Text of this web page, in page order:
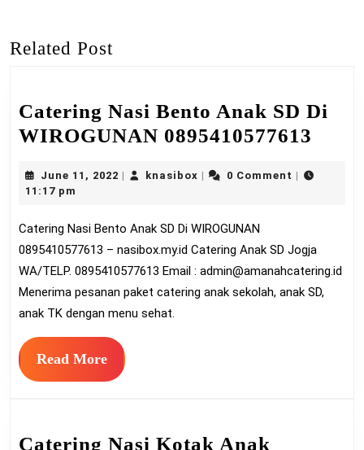
Related Post
Catering Nasi Bento Anak SD Di
WIROGUNAN 0895410577613
Di
June 11, 2022 June knasiboxknasibox0 Comment
11:17 pm
Catering Nasi Bento Anak SD Di WIROGUNAN
0895410577613 – nasibox.my.id Catering Anak SD Jogja
WA/TELP. 0895410577613 Email : admin@amanahcatering.id
Menerima pesanan paket catering anak sekolah, anak SD,
anak TK dengan menu sehat.
Read MoreRead
More
Catering Nasi Kotak Anak